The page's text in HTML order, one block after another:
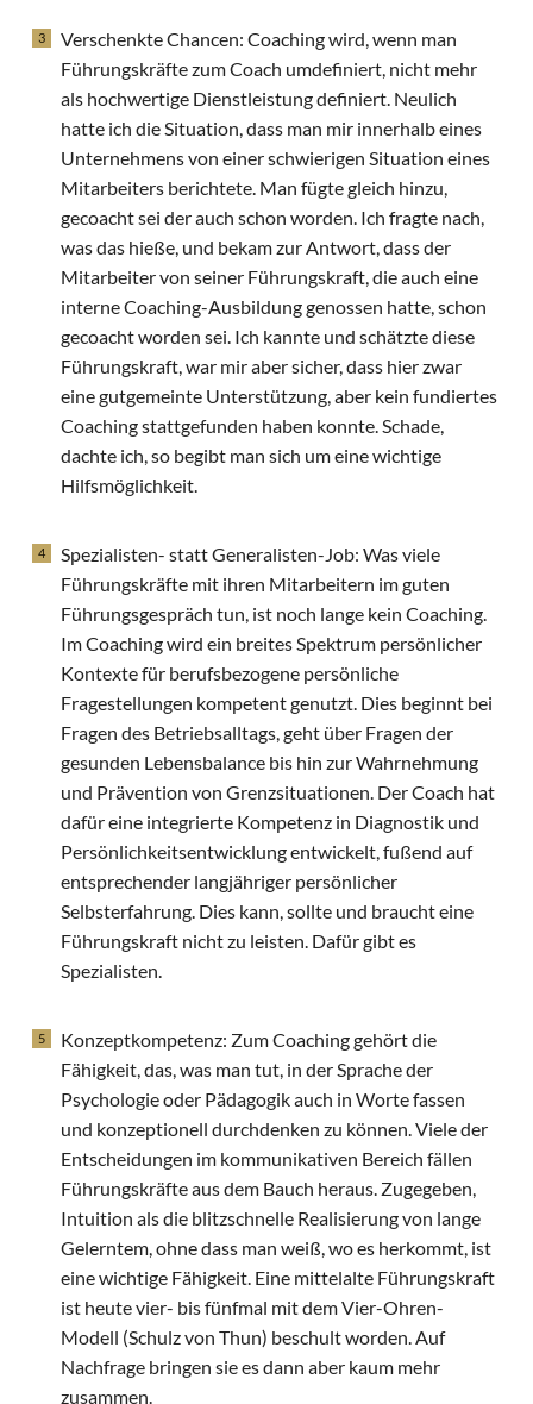
Verschenkte Chancen: Coaching wird, wenn man
Führungskräfte zum Coach umdefiniert, nicht mehr
als hochwertige Dienstleistung definiert. Neulich
hatte ich die Situation, dass man mir innerhalb eines
Unternehmens von einer schwierigen Situation eines
Mitarbeiters berichtete. Man fügte gleich hinzu,
gecoacht sei der auch schon worden. Ich fragte nach,
was das hieße, und bekam zur Antwort, dass der
Mitarbeiter von seiner Führungskraft, die auch eine
interne Coaching-Ausbildung genossen hatte, schon
gecoacht worden sei. Ich kannte und schätzte diese
Führungskraft, war mir aber sicher, dass hier zwar
eine gutgemeinte Unterstützung, aber kein fundiertes
Coaching stattgefunden haben konnte. Schade,
dachte ich, so begibt man sich um eine wichtige
Hilfsmöglichkeit.
Spezialisten- statt Generalisten-Job: Was viele
Führungskräfte mit ihren Mitarbeitern im guten
Führungsgespräch tun, ist noch lange kein Coaching.
Im Coaching wird ein breites Spektrum persönlicher
Kontexte für berufsbezogene persönliche
Fragestellungen kompetent genutzt. Dies beginnt bei
Fragen des Betriebsalltags, geht über Fragen der
gesunden Lebensbalance bis hin zur Wahrnehmung
und Prävention von Grenzsituationen. Der Coach hat
dafür eine integrierte Kompetenz in Diagnostik und
Persönlichkeitsentwicklung entwickelt, fußend auf
entsprechender langjähriger persönlicher
Selbsterfahrung. Dies kann, sollte und braucht eine
Führungskraft nicht zu leisten. Dafür gibt es
Spezialisten.
Konzeptkompetenz: Zum Coaching gehört die
Fähigkeit, das, was man tut, in der Sprache der
Psychologie oder Pädagogik auch in Worte fassen
und konzeptionell durchdenken zu können. Viele der
Entscheidungen im kommunikativen Bereich fällen
Führungskräfte aus dem Bauch heraus. Zugegeben,
Intuition als die blitzschnelle Realisierung von lange
Gelerntem, ohne dass man weiß, wo es herkommt, ist
eine wichtige Fähigkeit. Eine mittelalte Führungskraft
ist heute vier- bis fünfmal mit dem Vier-Ohren-
Modell (Schulz von Thun) beschult worden. Auf
Nachfrage bringen sie es dann aber kaum mehr
zusammen.